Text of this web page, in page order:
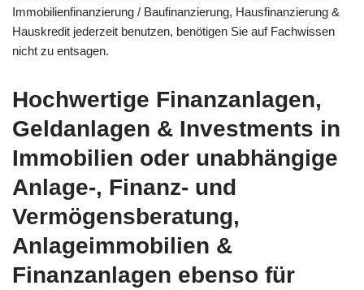
Immobilienfinanzierung / Baufinanzierung, Hausfinanzierung &
Hauskredit jederzeit benutzen, benötigen Sie auf Fachwissen
nicht zu entsagen.
Hochwertige Finanzanlagen,
Geldanlagen & Investments in
Immobilien oder unabhängige
Anlage-, Finanz- und
Vermögensberatung,
Anlageimmobilien &
Finanzanlagen ebenso für